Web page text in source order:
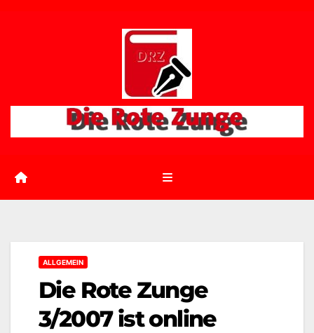
ALLGEMEIN
Die Rote Zunge
3/2007 ist online